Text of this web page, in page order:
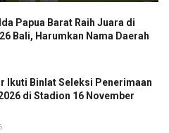
Papua Barat Raih Juara di
Bali, Harumkan Nama Daerah
Ikuti Binlat Seleksi Penerimaan
di Stadion 16 November